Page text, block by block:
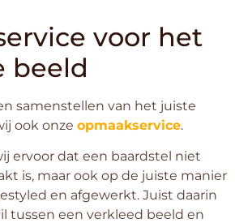
voor het
beeld
samenstellen van het juiste
ook onze opmaakservice.
ervoor dat een baardstel niet
is, maar ook op de juiste manier
en afgewerkt. Juist daarin
tussen een verkleed beeld en